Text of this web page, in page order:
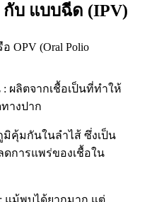
บ แบบฉีด (IPV)
OPV (Oral Polio
ผลิตจากเชื้อเป็นที่ทำให้
างปาก
มิคุ้มกันในลำไส้ ซึ่งเป็น
การแพร่ของเชื้อใน
แม้พบได้ยากมาก แต่